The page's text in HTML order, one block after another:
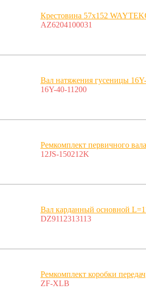
Крестовина 57x152
AZ6204100031
Вал натяжения гусеницы
16Y-40-11200
Ремкомплект первичного
12JS-150212K
Вал карданный основной
DZ9112313113
Ремкомплект коробки передач
ZF-XLB